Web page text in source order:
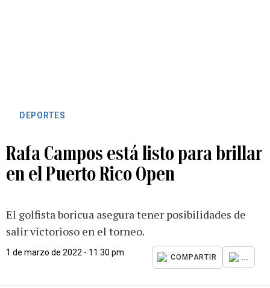
DEPORTES
Rafa Campos está listo para brillar
en el Puerto Rico Open
El golfista boricua asegura tener posibilidades de
salir victorioso en el torneo.
1 de marzo de 2022 - 11:30 pm
COMPARTIR ...